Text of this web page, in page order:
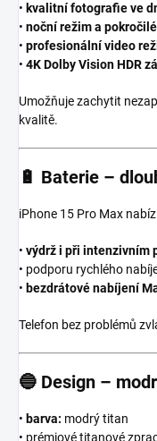
• kvalitní fotografie ve
• noční režim a
• profesionální video
• 4K Dolby Vision HDR
Umožňuje zachytit
kvalitě.
🔋 Baterie –
iPhone 15 Pro Max
• výdrž i při intenzivním
• podporu rychlého
• bezdrátové nabíjení
Telefon bez problémů
🔵 Design –
• barva: modrý titan
• prémiové titanové